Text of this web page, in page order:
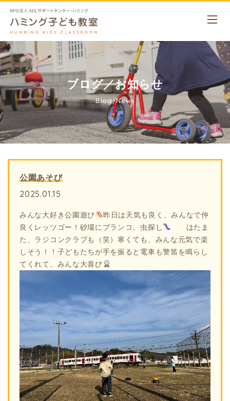
ブログ／お知らせ
Blog/News
公園あそび
2025.01.15
みんな大好き公園遊び
昨日は天気も良く、みんなで仲
良くレッツゴー！砂場にブランコ、虫探し
はたま
た、ラジコンクラブも（笑）寒くても、みんな元気で楽
しそう！！子どもたちが手を振ると電車も警笛を鳴らし
てくれて、みんな大喜び